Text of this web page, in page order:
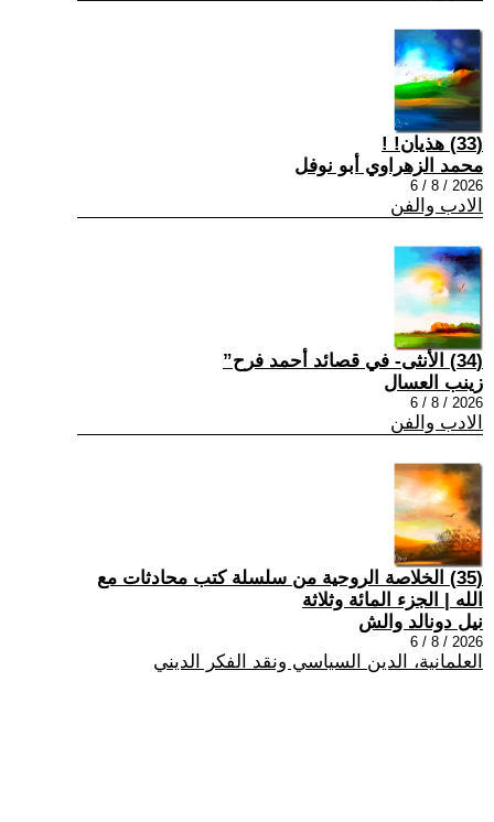
(33) هذيان! !
محمد الزهراوي أبو نوفل
2026 / 8 / 6
الادب والفن
(34) الأنثى- في قصائد أحمد فرح”
زينب العسال
2026 / 8 / 6
الادب والفن
(35) الخلاصة الروحية من سلسلة كتب محادثات مع
الله | الجزء المائة وثلاثة
نيل دونالد والش
2026 / 8 / 6
العلمانية، الدين السياسي ونقد الفكر الديني